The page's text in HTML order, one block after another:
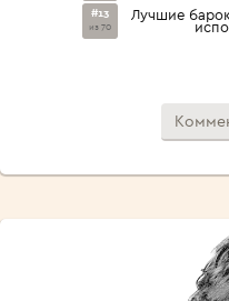
#13
из 70
Лучшие